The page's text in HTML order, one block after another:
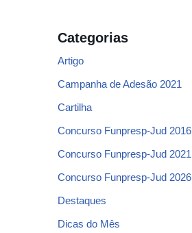
Categorias
Artigo
Campanha de Adesão 2021
Cartilha
Concurso Funpresp-Jud 2016
Concurso Funpresp-Jud 2021
Concurso Funpresp-Jud 2026
Destaques
Dicas do Mês